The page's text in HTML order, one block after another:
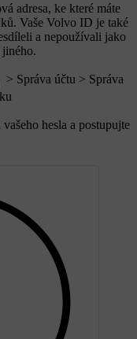
adresa, ke které máte
Vaše Volvo ID je také
a nepoužívali jako
> Správa účtu > Správa
vašeho hesla a postupujte